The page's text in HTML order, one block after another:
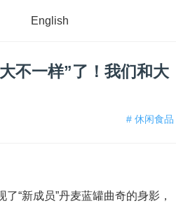
English
不一样”了！我们和大
# 休闲食品
“新成员”丹麦蓝罐曲奇的身影，